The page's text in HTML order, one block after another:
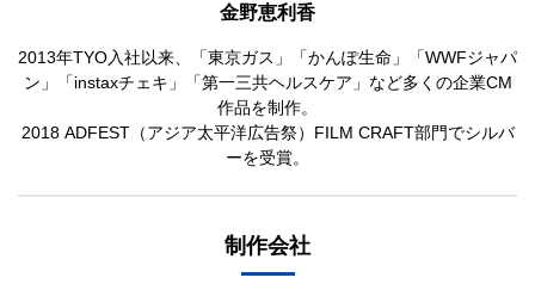
金野恵利香
2013年TYO入社以来、「東京ガス」「かんぽ生命」「WWFジャパ
ン」「instaxチェキ」「第一三共ヘルスケア」など多くの企業CM
作品を制作。
2018 ADFEST（アジア太平洋広告祭）FILM CRAFT部門でシルバ
ーを受賞。
制作会社